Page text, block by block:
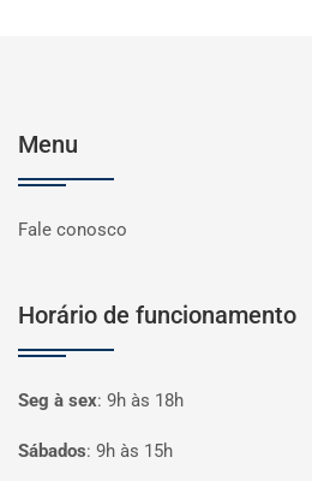
Menu
Fale conosco
Horário de funcionamento
Seg à sex: 9h às 18h
Sábados: 9h às 15h